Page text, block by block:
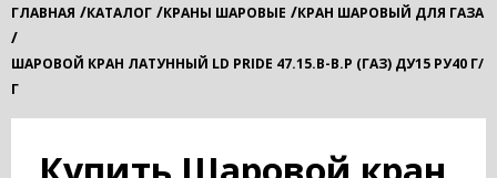
ГЛАВНАЯ /КАТАЛОГ /КРАНЫ ШАРОВЫЕ /КРАН ШАРОВЫЙ ДЛЯ ГАЗА
/
ШАРОВОЙ КРАН ЛАТУННЫЙ LD PRIDE 47.15.В-В.Р (ГАЗ) ДУ15 РУ40 Г/
Г